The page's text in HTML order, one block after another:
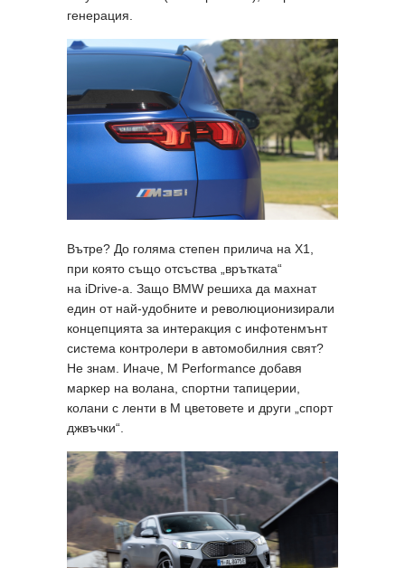
генерация.
Вътре? До голяма степен прилича на X1,
при която също отсъства „врътката“
на iDrive-a. Защо BMW решиха да махнат
един от най-удобните и революционизирали
концепцията за интеракция с инфотенмънт
система контролери в автомобилния свят?
Не знам. Иначе, M Performance добавя
маркер на волана, спортни тапицерии,
колани с ленти в М цветовете и други „спорт
джвъчки“.